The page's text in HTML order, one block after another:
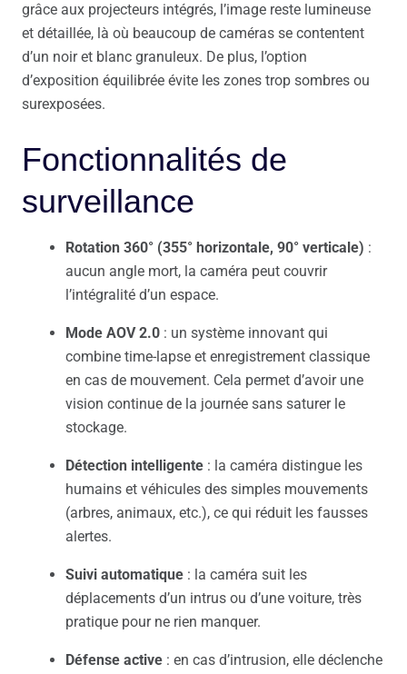
grâce aux projecteurs intégrés, l’image reste lumineuse
et détaillée, là où beaucoup de caméras se contentent
d’un noir et blanc granuleux. De plus, l’option
d’exposition équilibrée évite les zones trop sombres ou
surexposées.
Fonctionnalités de
surveillance
Rotation 360° (355° horizontale, 90° verticale) :
aucun angle mort, la caméra peut couvrir
l’intégralité d’un espace.
Mode AOV 2.0 : un système innovant qui
combine time-lapse et enregistrement classique
en cas de mouvement. Cela permet d’avoir une
vision continue de la journée sans saturer le
stockage.
Détection intelligente : la caméra distingue les
humains et véhicules des simples mouvements
(arbres, animaux, etc.), ce qui réduit les fausses
alertes.
Suivi automatique : la caméra suit les
déplacements d’un intrus ou d’une voiture, très
pratique pour ne rien manquer.
Défense active : en cas d’intrusion, elle déclenche